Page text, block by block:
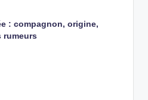
: compagnon, origine,
rumeurs